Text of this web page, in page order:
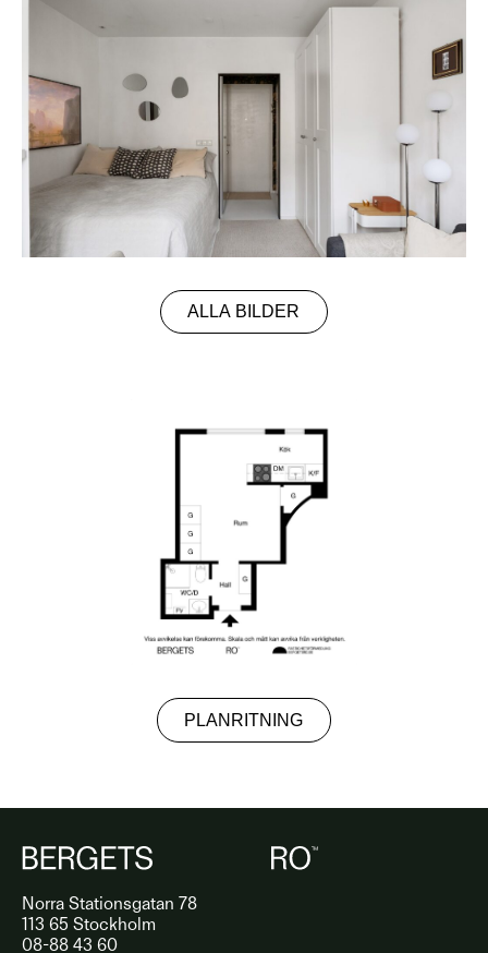
ALLA BILDER
PLANRITNING
Norra Stationsgatan 78
113 65 Stockholm
08-88 43 60